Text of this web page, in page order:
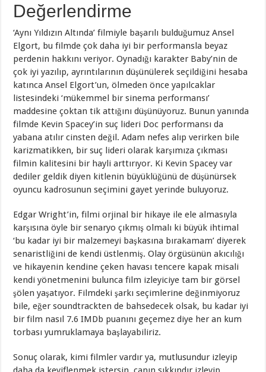
Değerlendirme
‘Aynı Yıldızın Altında’ filmiyle başarılı bulduğumuz Ansel
Elgort, bu filmde çok daha iyi bir performansla beyaz
perdenin hakkını veriyor. Oynadığı karakter Baby’nin de
çok iyi yazılıp, ayrıntılarının düşünülerek seçildiğini hesaba
katınca Ansel Elgort’un, ölmeden önce yapılcaklar
listesindeki ‘mükemmel bir sinema performansı’
maddesine çoktan tik attığını düşünüyoruz. Bunun yanında
filmde Kevin Spacey’in suç lideri Doc performansı da
yabana atılır cinsten değil. Adam nefes alıp verirken bile
karizmatikken, bir suç lideri olarak karşımıza çıkması
filmin kalitesini bir hayli arttırıyor. Ki Kevin Spacey var
dediler geldik diyen kitlenin büyüklüğünü de düşünürsek
oyuncu kadrosunun seçimini gayet yerinde buluyoruz.
Edgar Wright’in, filmi orjinal bir hikaye ile ele almasıyla
karşısına öyle bir senaryo çıkmış olmalı ki büyük ihtimal
‘bu kadar iyi bir malzemeyi başkasına bırakamam’ diyerek
senaristliğini de kendi üstlenmiş. Olay örgüsünün akıcılığı
ve hikayenin kendine çeken havası tencere kapak misali
kendi yönetmenini bulunca film izleyiciye tam bir görsel
şölen yaşatıyor. Filmdeki şarkı seçimlerine değinmiyoruz
bile, eğer soundtrackten de bahsedecek olsak, bu kadar iyi
bir film nasıl 7.6 IMDb puanını geçemez diye her an kum
torbası yumruklamaya başlayabiliriz.
Sonuç olarak, kimi filmler vardır ya, mutlusundur izleyip